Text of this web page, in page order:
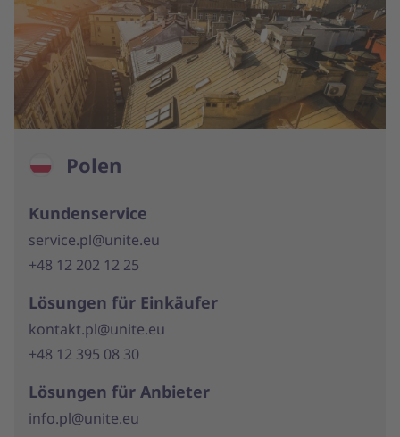
Polen
Kundenservice
service.pl@unite.eu
+48 12 202 12 25
Lösungen für Einkäufer
kontakt.pl@unite.eu
+48 12 395 08 30
Lösungen für Anbieter
info.pl@unite.eu